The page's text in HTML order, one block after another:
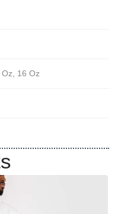
16 Oz